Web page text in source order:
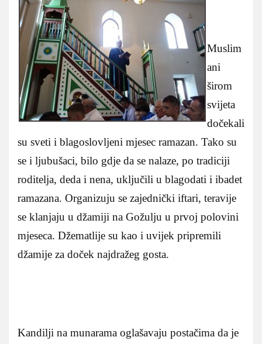
Muslim
ani
širom
svijeta
dočekali
su sveti i blagoslovljeni mjesec ramazan. Tako su
se i ljubušaci, bilo gdje da se nalaze, po tradiciji
roditelja, deda i nena, uključili u blagodati i ibadet
ramazana. Organizuju se zajednički iftari, teravije
se klanjaju u džamiji na Gožulju u prvoj polovini
mjeseca. Džematlije su kao i uvijek pripremili
džamije za doček najdražeg gosta.
Kandilji na munarama oglašavaju postačima da je